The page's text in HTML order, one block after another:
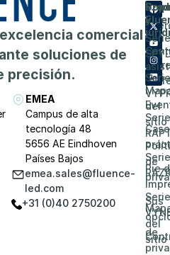
comercial
soluciones de
precisión.
EMEA
Campus de alta
tecnología 48
5656 AE Eindhoven
Países Bajos
emea.sales@fluence-
led.com
+31 (0)40 2750200
Serie
Serie
Serie
Serie
Serie
de
Pie
del
sitio
y
del
sitio
de
Sus
de